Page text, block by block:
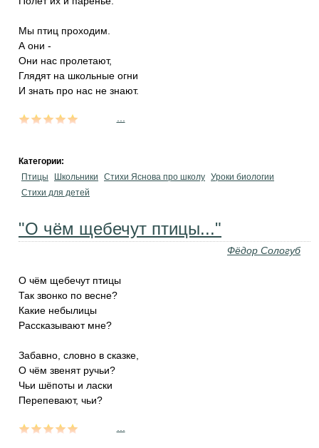
Мы птиц проходим.
А они -
Они нас пролетают,
Глядят на школьные огни
И знать про нас не знают.
Категории:
Птицы
Школьники Стихи Яснова про школу Уроки биологии
Стихи для детей
"О чём щебечут птицы..."
Фёдор Сологуб
О чём щебечут птицы
Так звонко по весне?
Какие небылицы
Рассказывают мне?
Забавно, словно в сказке,
О чём звенят ручьи?
Чьи шёпоты и ласки
Перепевают, чьи?